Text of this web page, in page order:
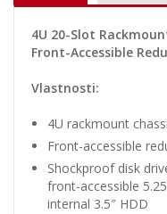
4U 20-Slot
Front-Accessible
Vlastnosti:
4U rackmount
Front-accessible
Shockproof disk
front-accessible
internal 3.5″ HDD